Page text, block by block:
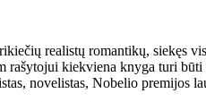
realistų romantikų, siekęs
kiekviena knyga turi
novelistas, Nobelio premijos